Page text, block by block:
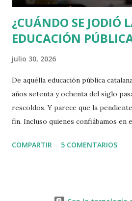
¿CUÁNDO SE JODIÓ
EDUCACIÓN
julio 30, 2026
De aquélla educación pública
años setenta y ochenta del siglo
rescoldos. Y parece que la
fin. Incluso quienes confiábamos en
Apesadumbrados y tristes no solo
COMPARTIR 5 COMENTARIOS